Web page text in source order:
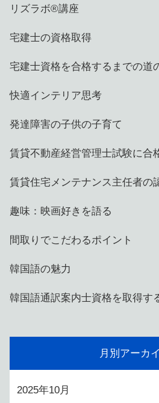
リズラボ®️講座
宅建士の資格取得
宅建士資格を合格するまでの道
快適インテリア思考
発達障害の子供の子育て
賃貸不動産経営管理士試験に合
賃貸住宅メンテナンス主任者の
趣味：映画好きを語る
間取りでこだわるポイント
韓国語の魅力
韓国語通訳案内士資格を取得す
月別アーカ
2025年10月